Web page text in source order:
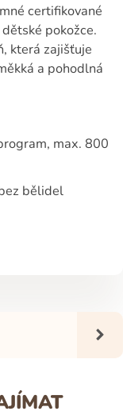
certifikované
pokožce.
která zajišťuje
a pohodlná
max. 800
bělidel